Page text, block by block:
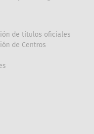
de títulos oficiales
de Centros